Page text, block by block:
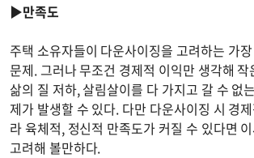
▶만족도
주택 소유자들이 다운사이징을 고려하는 가
문제. 그러나 무조건 경제적 이익만 생각해 작
삶의 질 저하, 살림살이를 다 가지고 갈 수 없
제가 발생할 수 있다. 다만 다운사이징 시 경
라 육체적, 정신적 만족도가 커질 수 있다면
고려해 볼만하다.